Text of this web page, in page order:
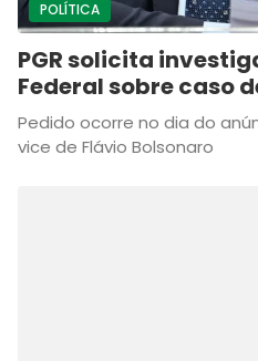
POLÍTICA
PGR solicita
Federal sobre caso
Pedido ocorre no dia do
vice de Flávio Bolsonaro